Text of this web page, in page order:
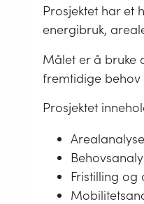
Prosjektet har et
energibruk,
Målet er å bruke
fremtidige behov
Prosjektet
Fristilling og